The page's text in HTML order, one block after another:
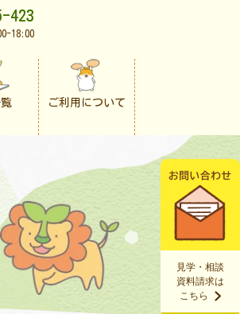
423
18:00
ご利用について
見学・相談
資料請求は
こちら